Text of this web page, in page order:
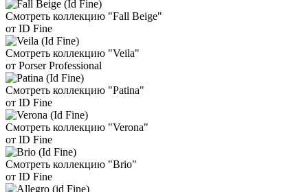
Смотреть коллекцию "Fall Beige"
от ID Fine
Смотреть коллекцию "Veila"
от Porser Professional
Смотреть коллекцию "Patina"
от ID Fine
Смотреть коллекцию "Verona"
от ID Fine
Смотреть коллекцию "Brio"
от ID Fine